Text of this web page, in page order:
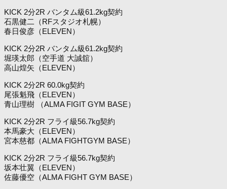
KICK 2分2R バンタム級61.2kg契約
石黒健二（RFスタジオ札幌）
春日俊彦（ELEVEN）
KICK 2分2R バンタム級61.2kg契約
堀瑛太郎（空手道 大誠舘）
高山煌矢（ELEVEN）
KICK 2分2R 60.0kg契約
尾張魁飛（ELEVEN）
青山理樹 （ALMA FIGIT GYM BASE）
KICK 2分2R フライ級56.7kg契約
本馬豪大（ELEVEN）
宮本慈都（ALMA FIGHTGYM BASE）
KICK 2分2R フライ級56.7kg契約
坂本壮翼（ELEVEN）
佐藤優空（ALMA FIGHT GYM BASE）